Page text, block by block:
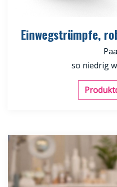
Einwegstrümpfe,
so niedrig